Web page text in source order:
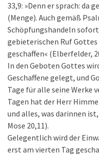
33,9: »Denn er sprach: da
(Menge). Auch gemäß
Schöpfungshandeln
gebieterischen Ruf Gottes
geschaffen« (Elberfelder,
In den Geboten Gottes
Geschaffene gelegt, und
Tage für alle seine Werke
Tagen hat der Herr
und alles, was darinnen
Mose 20,11).
Gelegentlich wird der
erst am vierten Tag